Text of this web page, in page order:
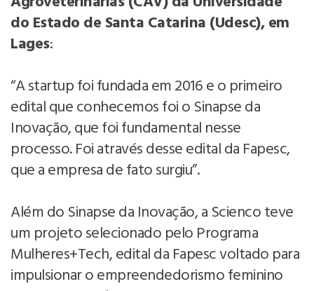
do Estado de Santa Catarina (Udesc), em
Lages:
“A startup foi fundada em 2016 e o primeiro
edital que conhecemos foi o Sinapse da
Inovação, que foi fundamental nesse
processo. Foi através desse edital da Fapesc,
que a empresa de fato surgiu”.
Além do Sinapse da Inovação, a Scienco teve
um projeto selecionado pelo Programa
Mulheres+Tech, edital da Fapesc voltado para
impulsionar o empreendedorismo feminino